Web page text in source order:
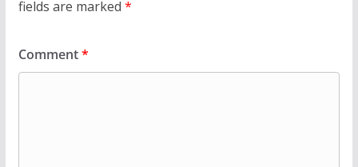
fields are marked *
Comment*